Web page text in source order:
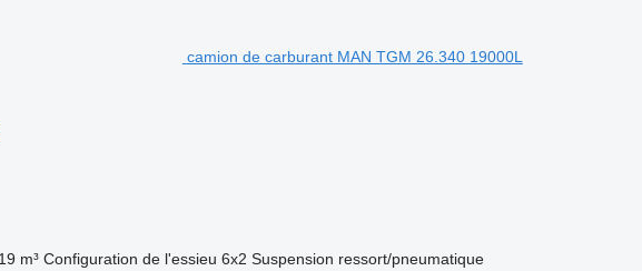
camion de carburant MAN TGM 26.340 19000L
19 m³ Configuration de l'essieu 6x2 Suspension ressort/pneumatique